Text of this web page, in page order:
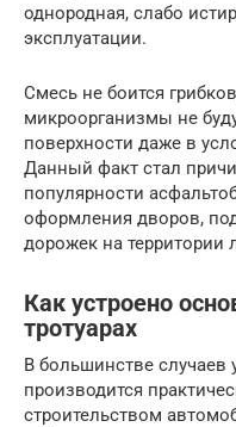
однородная, слабо
эксплуатации.
Смесь не боится
микроорганизмы не
поверхности даже в
Данный факт стал
популярности
оформления дворов,
дорожек на территории
Как устроено
тротуарах
В большинстве случаев
производится
строительством